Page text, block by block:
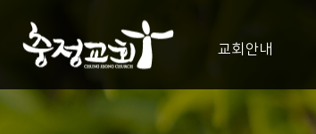
교회안내